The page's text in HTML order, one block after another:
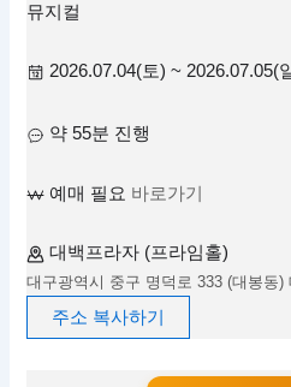
뮤지컬
2026.07.04(토) ~ 2026.07.05(
약 55분 진행
예매 필요 바로가기
대백프라자 (프라임홀)
대구광역시 중구 명덕로 333 (대봉동)
주소 복사하기